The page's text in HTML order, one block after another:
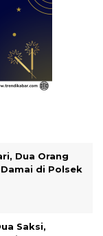
Dua Orang
di Polsek
Saksi,